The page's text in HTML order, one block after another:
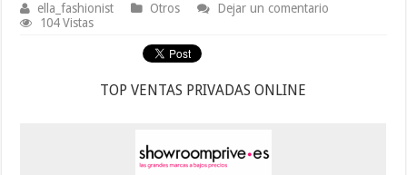
ella_fashionist Otros
Dejar un comentario
104 Vistas
TOP VENTAS PRIVADAS ONLINE